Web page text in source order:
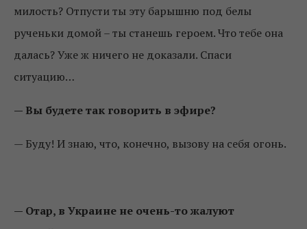
милость? Отпусти ты эту барышню под белы
рученьки домой – ты станешь героем. Что тебе она
далась? Уже ж ничего не доказали. Спаси
ситуацию…
— Вы будете так говорить в эфире?
— Буду! И знаю, что, конечно, вызову на себя огонь.
— Отар, в Украине не очень-то жалуют